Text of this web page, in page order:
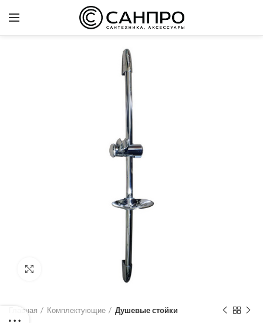
Нажмите для увеличения
Главная Комплектующие Душевые стойки